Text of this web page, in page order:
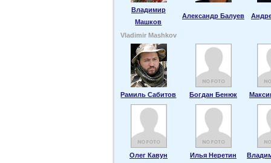
Владимир
Машков
Александр Балуев
Vladimir Mashkov
Рамиль Сабитов Богдан Бенюк
Олег Кавун Илья Неретин